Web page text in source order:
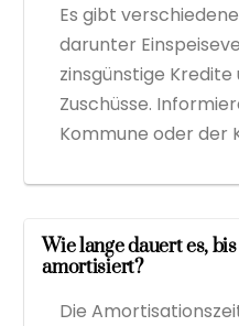
Es gibt
darunter
zinsgünstige
Zuschüsse.
Kommune oder der
Wie lange dauert es,
amortisiert?
Die